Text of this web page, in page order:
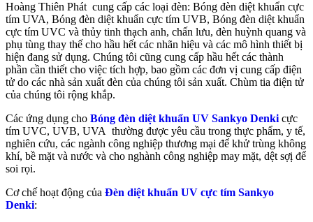
Hoàng Thiên Phát cung cấp các loại đèn: Bóng đèn diệt khuẩn cực
tím UVA, Bóng đèn diệt khuẩn cực tím UVB, Bóng đèn diệt khuẩn
cực tím UVC và thủy tinh thạch anh, chấn lưu, đèn huỳnh quang và
phụ tùng thay thế cho hầu hết các nhãn hiệu và các mô hình thiết bị
hiện đang sử dụng. Chúng tôi cũng cung cấp hầu hết các thành
phần cần thiết cho việc tích hợp, bao gồm các đơn vị cung cấp điện
tử do các nhà sản xuất đèn của chúng tôi sản xuất. Chùm tia điện tử
của chúng tôi rộng khắp.
Các ứng dụng cho Bóng đèn diệt khuẩn UV Sankyo Denki cực
tím UVC, UVB, UVA thường được yêu cầu trong thực phẩm, y tế,
nghiên cứu, các ngành công nghiệp thương mại để khử trùng không
khí, bề mặt và nước và cho nghành công nghiệp may mặt, dệt sợị để
soi rọi.
Cơ chế hoạt động của Đèn diệt khuẩn UV cực tím Sankyo
Denki: